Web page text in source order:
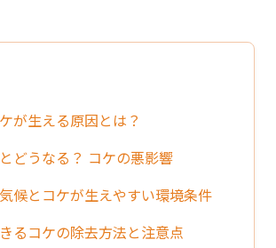
が生える原因とは？
どうなる？ コケの悪影響
候とコケが生えやすい環境条件
るコケの除去方法と注意点